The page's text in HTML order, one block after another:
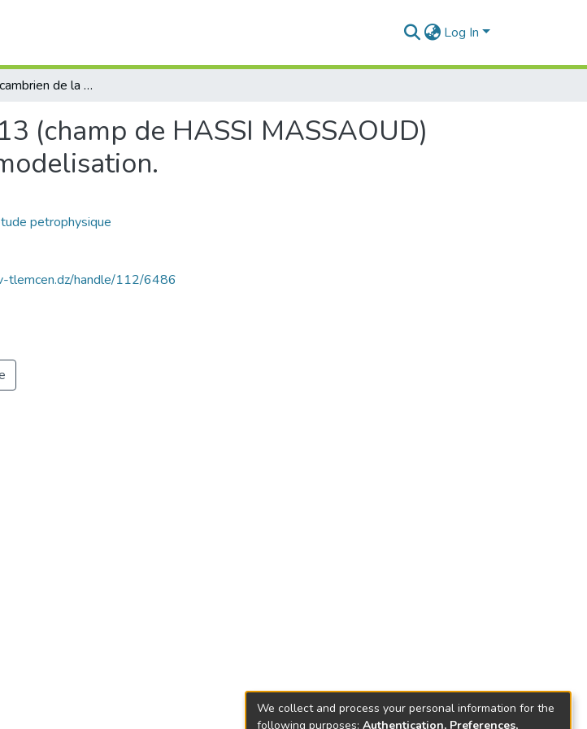
Log In
le reservoir cambrien de la zone 13 (champ de HASSI MASSAOUD) etude petrophysique et essai de modelisation.
(champ de HASSI MASSAOUD)
petrophysique
tlemcen.dz/handle/112/6486
We collect and process your personal information for the
following purposes: Authentication, Preferences,